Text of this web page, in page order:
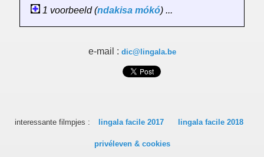
1 voorbeeld (ndakisa mókó) ...
e-mail : dic@lingala.be
interessante filmpjes : lingala facile 2017 lingala facile 2018
privéleven & cookies